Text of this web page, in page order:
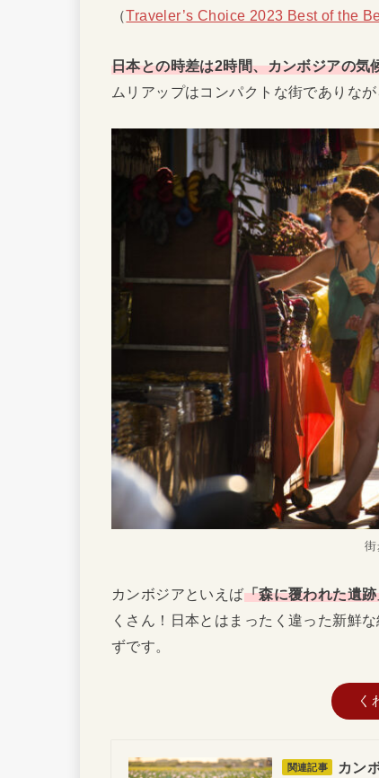
（Traveler’s Choice 2023 Best of the
日本との時差は2時間、カンボジアの気
ムリアップはコンパクトな街でありな
街
カンボジアといえば「森に覆われた遺
くさん！日本とはまったく違った新鮮
ずです。
く
関連記事 カン